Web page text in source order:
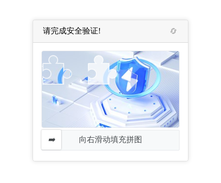
请完成安全验证!
向右滑动填充拼图